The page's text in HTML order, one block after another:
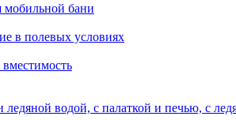
мобильной бани
в полевых условиях